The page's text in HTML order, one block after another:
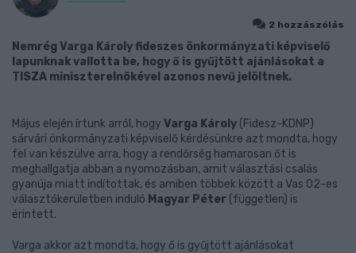
2 hozzászólás
Nemrég Varga Károly fideszes önkormányzati képviselő
lapunknak vallotta be, hogy ő is gyűjtött ajánlásokat a
TISZA miniszterelnökével azonos nevű jelöltnek.
Május elején írtunk arról, hogy Varga Károly (Fidesz-KDNP)
sárvári önkormányzati képviselő kérdésünkre azt mondta, hogy
fel van készülve arra, hogy a rendőrség hamarosan őt is
meghallgatja abban a nyomozásban, amit választási csalás
gyanúja miatt indítottak, és amiben többek között a Vas 02-es
választókerületben induló Magyar Péter (független) is
érintett.
Varga akkor azt mondta, hogy ő is gyűjtött ajánlásokat